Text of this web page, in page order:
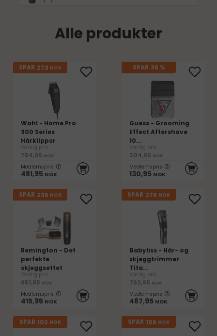
Alle produkter
SPAR 273 NOK
Wahl - Home Pro
300 Series
Hårklipper
Vanlig pris
754,95 NOK
Medlemspris
481,95 NOK
SPAR 36 %
Guess - Grooming
Effect Aftershave
10...
Vanlig pris
204,95 NOK
Medlemspris
130,95 NOK
SPAR 236 NOK
Remington - Det
perfekte
skjeggsettet
Vanlig pris
651,95 NOK
Medlemspris
415,95 NOK
SPAR 276 NOK
Babyliss - Hår- og
skjeggtrimmer
Tita...
Vanlig pris
763,95 NOK
Medlemspris
487,95 NOK
SPAR 102 NOK SPAR 106 NOK